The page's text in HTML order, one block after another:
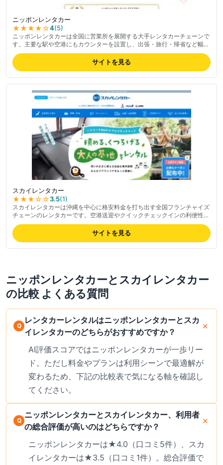
ニッポンレンタカー
★★★★☆4(5)
ニッポンレンタカーは全国に営業所を展開する大手レンタカーチェーンで
す。主要な駅や空港にもカウンターを設置し、出張・旅行・帰省など幅広
いシーンで利用できます。軽自動車から普通車、ミニバン・ワゴン、トラ
ック・バスまで車種が豊富で、乗り捨て(ワンウェイ)にも対応。早割や平
日専用プランなどの割引プランに加え、公式会員クラブでは初回のレンタ
ル料金が最大20%割引になる特典も用意されています。ANAのマイルやT
ポイントなど、普段貯めている汎用ポイントと連携できるのも特徴です。
予約は公式サイトや公式アプリから手軽に行えます。
サイトを見る
スカイレンタカー
★★★☆☆3.5(1)
スカイレンタカーは沖縄を中心に格安料金を打ち出す全国フランチャイズ
チェーンのレンタカーです。空港送迎やクイックチェックインの利便性が
評価されています。料金プランは沖縄・北海道など観光地での格安水準が
特徴で、最新の料金は公式サイトでご確認ください。対応エリアは全国都
道府県を網羅しつつ、特に沖縄県・北海道での店舗網が充実しています。
フランチャイズ展開のため店舗ごとに対応のばらつきの指摘もあり、利用
サイトを見る
ニッポンレンタカーと スカイレンタカー
の比較 よくある質問
レンタカーレンタルはニッポンレンタカーとスカ
イレンタカーのどちらがおすすめですか？
AI評価スコアではニッポンレンタカーが一歩リー
ド。ただし料金やプランは利用シーンで最適解が
変わるため、下記の比較表で気になる軸を確認し
てください。
ニッポンレンタカーとスカイレンタカー、利用者
の総合評価が高いのはどちらですか？
ニッポンレンタカーは★4.0（口コミ5件）、スカ
イレンタカーは★3.5（口コミ1件）。総合評価で